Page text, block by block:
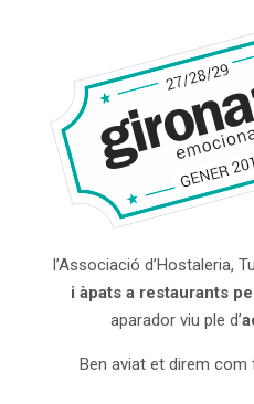
l’Associació d’Hostaleria,
i àpats a restaurants
aparador viu ple d’
Ben aviat et direm